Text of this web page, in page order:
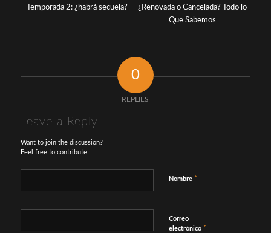
0
REPLIES
Leave a Reply
Want to join the discussion?
Feel free to contribute!
Nombre *
Correo
electrónico *